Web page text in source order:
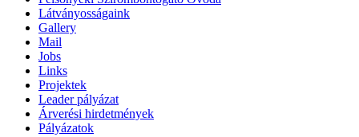
Látványosságaink
Gallery
Mail
Jobs
Links
Projektek
Leader pályázat
Árverési hirdetmények
Pályázatok